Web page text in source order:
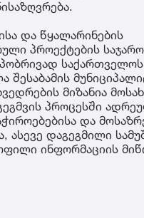
და წყალარინების
პროექტების საჯარო
საქართველოს
შესაბამის
მიზანია
პროცესში
და
ასევე დაგეგმილი
ინფორმაციის